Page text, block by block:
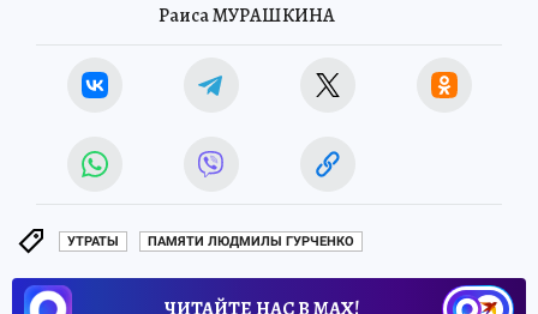
Раиса МУРАШКИНА
УТРАТЫ ПАМЯТИ ЛЮДМИЛЫ ГУРЧЕНКО
ЧИТАЙТЕ НАС В МАХ!